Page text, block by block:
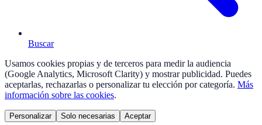
Buscar
Usamos cookies propias y de terceros para medir la audiencia
(Google Analytics, Microsoft Clarity) y mostrar publicidad. Puedes
aceptarlas, rechazarlas o personalizar tu elección por categoría. Más
información sobre las cookies.
Personalizar Solo necesarias Aceptar